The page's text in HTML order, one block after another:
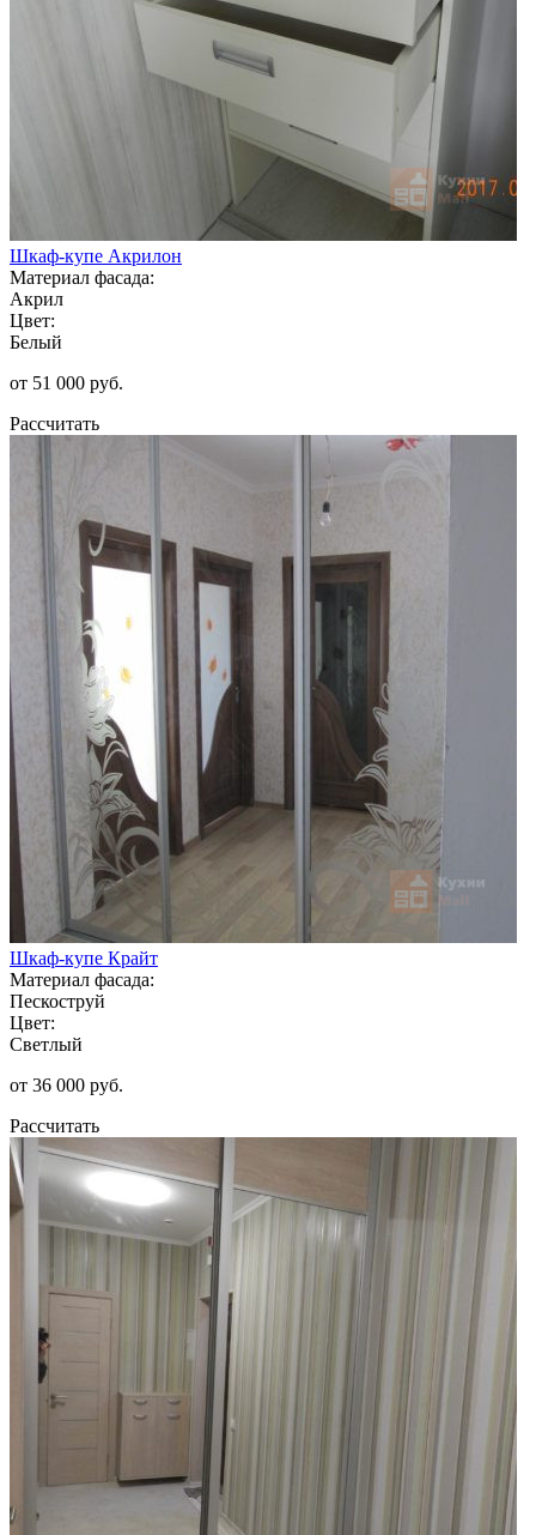
Шкаф-купе Акрилон
Материал фасада:
Акрил
Цвет:
Белый
от 51 000 руб.
Рассчитать
Шкаф-купе Крайт
Материал фасада:
Пескоструй
Цвет:
Светлый
от 36 000 руб.
Рассчитать